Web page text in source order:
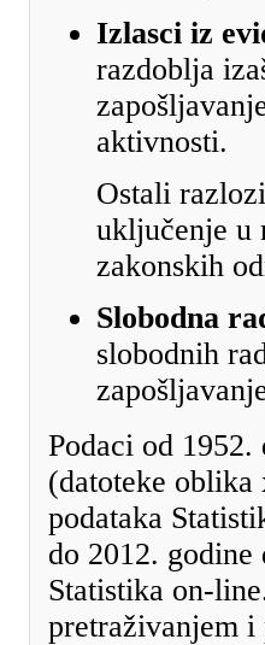
Izlasci iz
razdoblja
aktivnosti.
Ostali
uključenje u
zakonskih
Slobodna
slobodnih
Podaci od
(datoteke oblika
podataka
do 2012.
Statistika on-
pretraživanjem